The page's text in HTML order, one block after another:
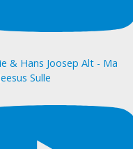
& Hans Joosep Alt - Ma
Sulle